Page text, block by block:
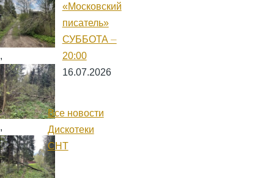
,
,
«Московский
писатель»
СУББОТА ⏤
20:00
16.07.2026
Все новости
Дискотеки
СНТ